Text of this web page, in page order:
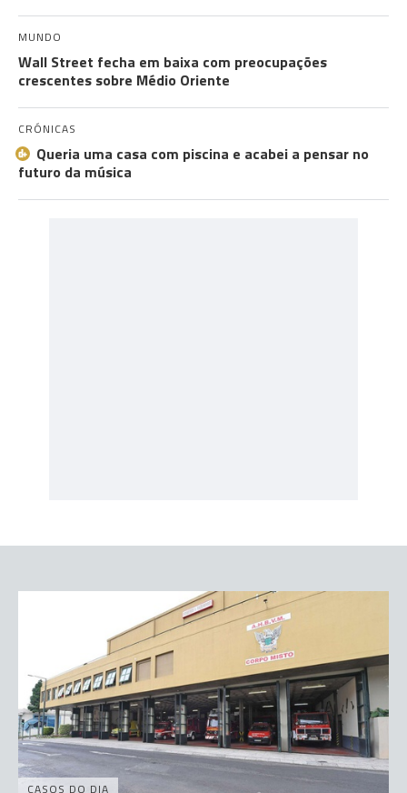
MUNDO
Wall Street fecha em baixa com preocupações
crescentes sobre Médio Oriente
CRÓNICAS
Queria uma casa com piscina e acabei a pensar no
futuro da música
CASOS DO DIA